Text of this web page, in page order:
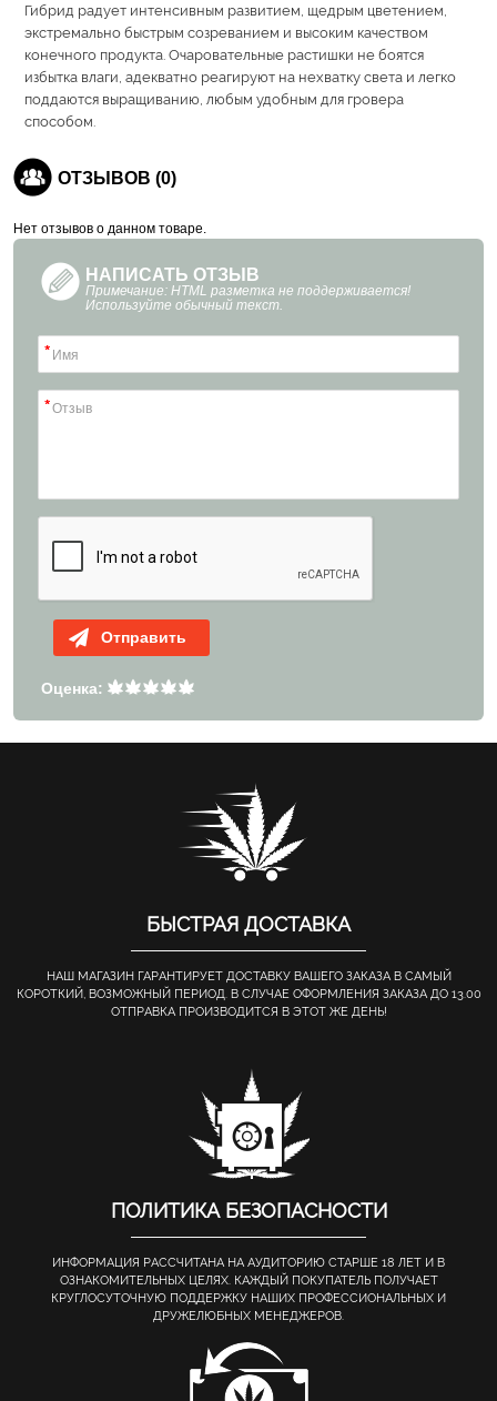
Гибрид радует интенсивным развитием, щедрым цветением,
экстремально быстрым созреванием и высоким качеством
конечного продукта. Очаровательные растишки не боятся
избытка влаги, адекватно реагируют на нехватку света и легко
поддаются выращиванию, любым удобным для гровера
способом.
ОТЗЫВОВ (0)
Нет отзывов о данном товаре.
НАПИСАТЬ ОТЗЫВ
Примечание: HTML разметка не поддерживается!
Используйте обычный текст.
Отправить
Оценка:
БЫСТРАЯ ДОСТАВКА
НАШ МАГАЗИН ГАРАНТИРУЕТ ДОСТАВКУ ВАШЕГО ЗАКАЗА В САМЫЙ
КОРОТКИЙ, ВОЗМОЖНЫЙ ПЕРИОД. В СЛУЧАЕ ОФОРМЛЕНИЯ ЗАКАЗА ДО 13.00
ОТПРАВКА ПРОИЗВОДИТСЯ В ЭТОТ ЖЕ ДЕНЬ!
ПОЛИТИКА БЕЗОПАСНОСТИ
ИНФОРМАЦИЯ РАССЧИТАНА НА АУДИТОРИЮ СТАРШЕ 18 ЛЕТ И В
ОЗНАКОМИТЕЛЬНЫХ ЦЕЛЯХ. КАЖДЫЙ ПОКУПАТЕЛЬ ПОЛУЧАЕТ
КРУГЛОСУТОЧНУЮ ПОДДЕРЖКУ НАШИХ ПРОФЕССИОНАЛЬНЫХ И
ДРУЖЕЛЮБНЫХ МЕНЕДЖЕРОВ.